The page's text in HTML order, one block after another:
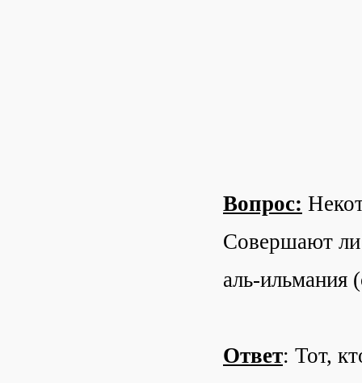
Вопрос:
Совершают ли
аль-ильмания
Ответ: Тот,